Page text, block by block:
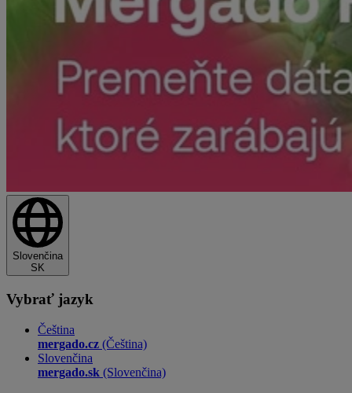
Slovenčina
SK
Vybrať jazyk
Čeština
mergado.cz (Čeština)
Slovenčina
mergado.sk (Slovenčina)